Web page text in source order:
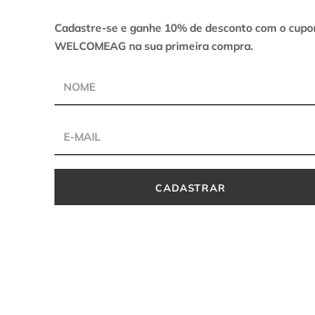
Cadastre-se e ganhe 10% de desconto com o
WELCOMEAG na sua primeira compra.
CADASTRAR